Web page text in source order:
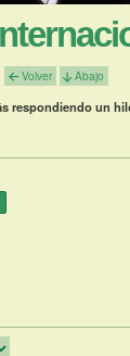
Volver Abajo
respondiendo un